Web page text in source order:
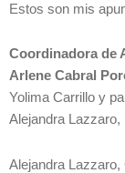
Estos son mis
Coordinadora de
Arlene Cabral
Yolima Carrillo y
Alejandra Lazzaro,
Alejandra Lazzaro,